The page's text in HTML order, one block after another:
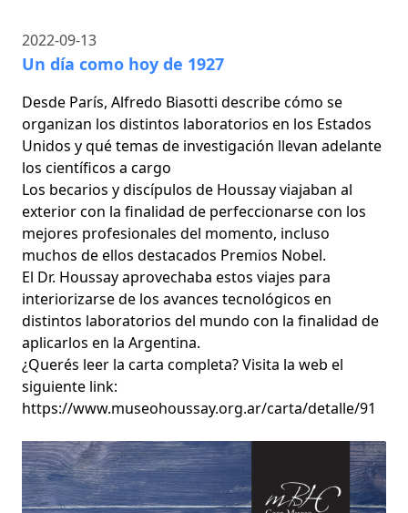
2022-09-13
Un día como hoy de 1927
Desde París, Alfredo Biasotti describe cómo se
organizan los distintos laboratorios en los Estados
Unidos y qué temas de investigación llevan adelante
los científicos a cargo
Los becarios y discípulos de Houssay viajaban al
exterior con la finalidad de perfeccionarse con los
mejores profesionales del momento, incluso
muchos de ellos destacados Premios Nobel.
El Dr. Houssay aprovechaba estos viajes para
interiorizarse de los avances tecnológicos en
distintos laboratorios del mundo con la finalidad de
aplicarlos en la Argentina.
¿Querés leer la carta completa? Visita la web el
siguiente link:
https://www.museohoussay.org.ar/carta/detalle/91